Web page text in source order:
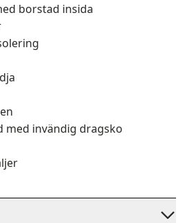
borstad insida
med invändig dragsko